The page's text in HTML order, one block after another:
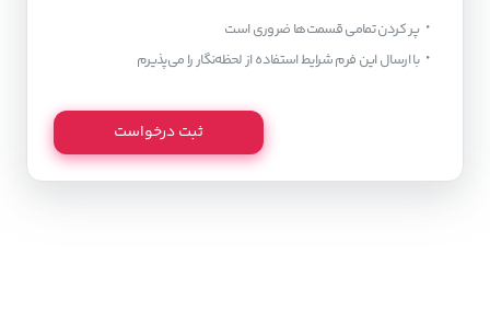
・پر کردن تمامی قسمت‌ها ضروری است
・با ارسال این فرم شرایط استفاده از لحظه‌نگار را می‌پذیرم
ثبت درخواست